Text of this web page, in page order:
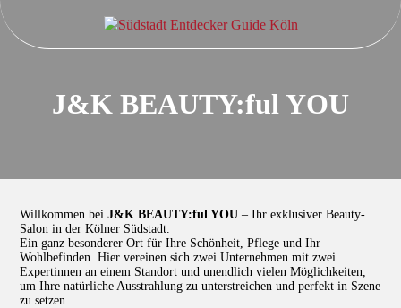
J&K BEAUTY:ful YOU
Willkommen beiJ&K BEAUTY:ful YOU – Ihr exklusiver Beauty-
Salon in der Kölner Südstadt.
Ein ganz besonderer Ort für Ihre Schönheit, Pflege und Ihr
Wohlbefinden. Hier vereinen sich zwei Unternehmen mit zwei
Expertinnen an einem Standort und unendlich vielen Möglichkeiten,
um Ihre natürliche Ausstrahlung zu unterstreichen und perfekt in Szene
zu setzen.